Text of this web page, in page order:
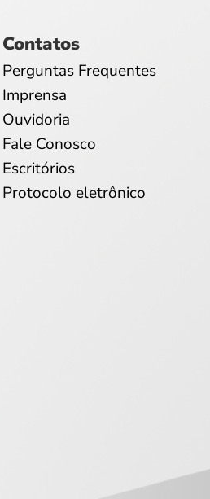
Contatos
Perguntas Frequentes
Imprensa
Ouvidoria
Fale Conosco
Escritórios
Protocolo eletrônico